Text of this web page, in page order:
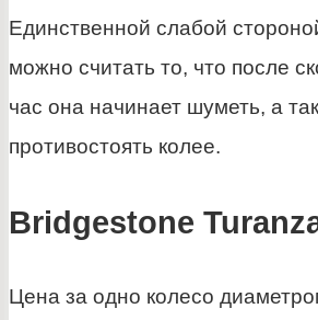
Единственной слабой
можно считать то, что после
час она начинает шуметь, а
противостоять колее.
Bridgestone
Цена за одно колесо